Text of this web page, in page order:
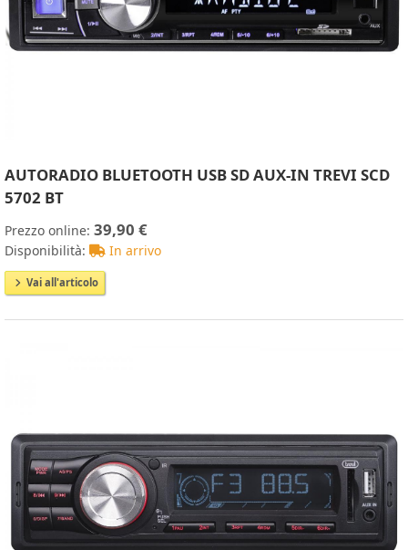
AUTORADIO BLUETOOTH USB SD AUX-IN TREVI SCD
5702 BT
Prezzo online: 39,90 €
Disponibilità: In arrivo
Vai all'articolo